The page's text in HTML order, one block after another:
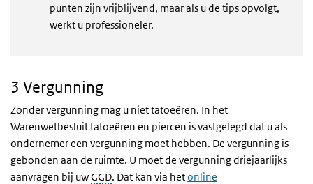
punten zijn vrijblijvend, maar als u de tips opvolgt,
werkt u professioneler.
3 Vergunning
Zonder vergunning mag u niet tatoeëren. In het
Warenwetbesluit tatoeëren en piercen is vastgelegd dat u als
ondernemer een vergunning moet hebben. De vergunning is
gebonden aan de ruimte. U moet de vergunning driejaarlijks
aanvragen bij uwGGD. Dat kan via hetonline